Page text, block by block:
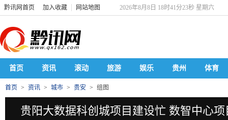
黔讯网首页 加入收藏 网站地图 2026年8月8日 18时41分23秒 星期六
首页 资讯 滚动 旅游 娱乐 贵州 体育
首页 > 资讯 > 城市 > 贵安 > 组图
贵阳大数据科创城项目建设忙 数智中心